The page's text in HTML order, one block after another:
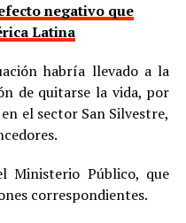
negativo que
Latina
habría llevado a la
de quitarse la vida, por
el sector San Silvestre,
Ministerio Público, que
correspondientes.